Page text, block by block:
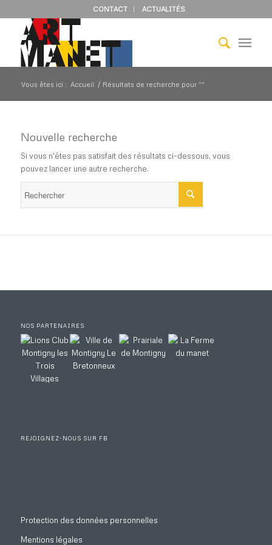
CONTACT ACTUALITÉS
Vous êtes ici : Accueil / Résultats de recherche pour ""
Nouvelle recherche
Si vous n'êtes pas satisfait des résultats ci-dessous, vous
pouvez lancer une autre recherche.
NOS PARTENAIRES
REJOIGNEZ-NOUS SUR FB
Protection des données personnelles
Mentions légales